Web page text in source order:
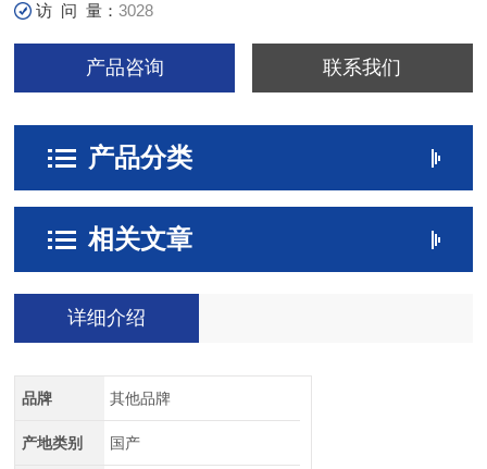
访 问 量：3028
产品咨询 联系我们
产品分类
相关文章
详细介绍
品牌 其他品牌
产地类别 国产